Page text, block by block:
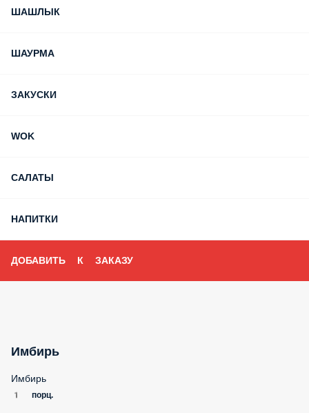
ШАШЛЫК
ШАУРМА
ЗАКУСКИ
WOK
САЛАТЫ
НАПИТКИ
ДОБАВИТЬ К ЗАКАЗУ
Имбирь
Имбирь
1 порц.